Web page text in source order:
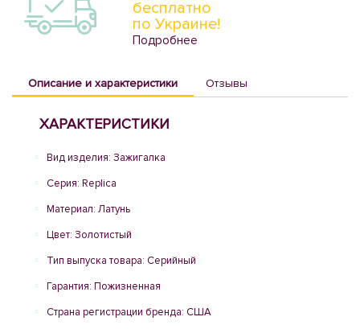
бесплатно
по Украине!
Подробнее
Описание и характеристики Отзывы
ХАРАКТЕРИСТИКИ
Вид изделия: Зажигалка
Серия: Replica
Материал: Латунь
Цвет: Золотистый
Тип выпуска товара: Серийный
Гарантия: Пожизненная
Страна регистрации бренда: США